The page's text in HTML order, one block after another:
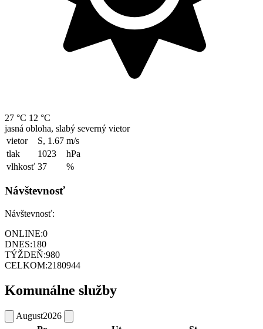
27 °C 12 °C
jasná obloha, slabý severný vietor
vietor
S, 1.67 m/s
tlak
1023
hPa
vlhkosť 37 %
Návštevnosť
Návštevnosť:
ONLINE:0
DNES:180
TÝŽDEŇ:980
CELKOM:2180944
Komunálne služby
August2026